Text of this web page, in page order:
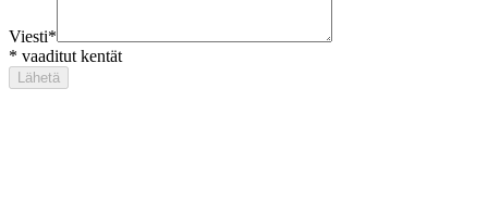
Viesti*
* vaaditut kentät